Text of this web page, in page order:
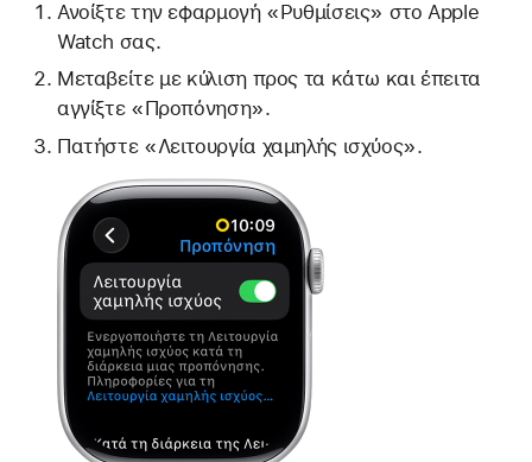
Ανοίξτε την εφαρμογή «Ρυθμίσεις» στο Apple
Watch σας.
Μεταβείτε με κύλιση προς τα κάτω και έπειτα
αγγίξτε «Προπόνηση».
Πατήστε «Λειτουργία χαμηλής ισχύος».